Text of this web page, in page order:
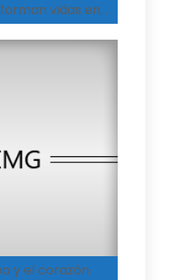
Sonrisas que transforman vidas en el Hogar Integral de Medellín
y el corazón